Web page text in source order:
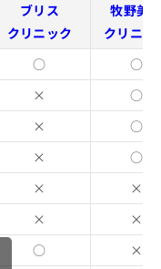
ブリス
クリニック
牧野美
クリニッ
○
○
×
○
×
○
×
○
×
×
×
×
○
×